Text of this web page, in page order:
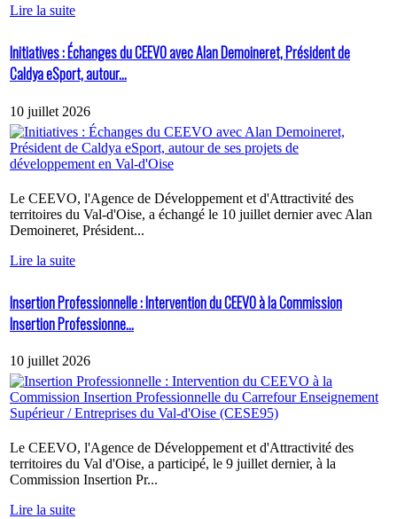
Lire la suite
Initiatives : Échanges du CEEVO avec Alan Demoineret, Président de
Caldya eSport, autour...
10 juillet 2026
Le CEEVO, l'Agence de Développement et d'Attractivité des
territoires du Val-d'Oise, a échangé le 10 juillet dernier avec Alan
Demoineret, Président...
Lire la suite
Insertion Professionnelle : Intervention du CEEVO à la Commission
Insertion Professionne...
10 juillet 2026
Le CEEVO, l'Agence de Développement et d'Attractivité des
territoires du Val d'Oise, a participé, le 9 juillet dernier, à la
Commission Insertion Pr...
Lire la suite